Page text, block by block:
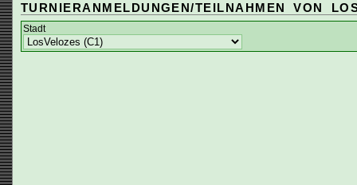
TURNIERANMELDUNGEN/TEILNAHMEN VON
Stadt